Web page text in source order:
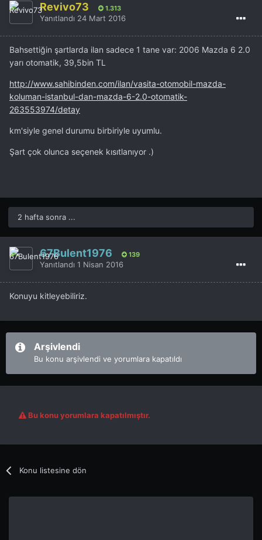
Revivo73 1.313
Yanıtlandı 24 Mart 2016
Bahsettiğin şartlarda ilan sadece 1 tane var: 2006 Mazda 6 2.0
yarı otomatik, 39,5bin TL
http://www.sahibinden.com/ilan/vasita-otomobil-mazda-
koluman-istanbul-dan-mazda-6-2.0-otomatik-
263553974/detay
km'siyle genel durumu birbiriyle uyumlu.
Şart çok olunca seçenek kısıtlanıyor .)
2 hafta sonra ...
67Bulent1976 139
Yanıtlandı 1 Nisan 2016
Konuyu kitleyebiliriz.
Arşivlendi
Bu konu arşivlendi ve yorumlara kapatıldı
Bu konu yorumlara kapatılmıştır.
Konu listesine dön